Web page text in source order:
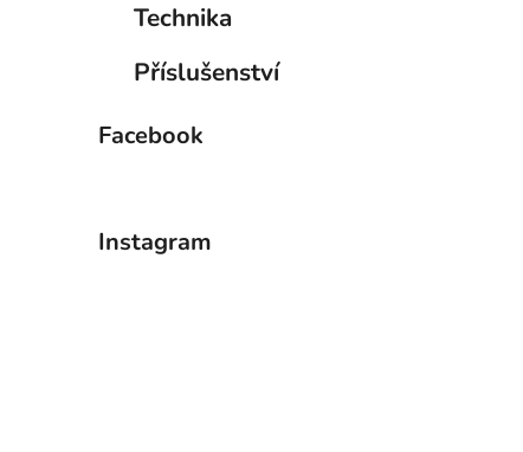
Technika
Příslušenství
Facebook
Instagram